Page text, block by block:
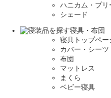
ハニカム・プ
シェード
寝具・布団
寝具トップペー
カバー・シーツ
布団
マットレス
まくら
ベビー寝具